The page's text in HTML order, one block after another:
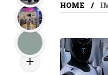
HOME